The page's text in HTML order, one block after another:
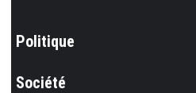
Politique
Société